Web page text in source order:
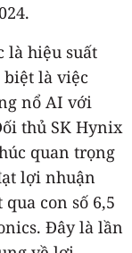
là hiệu suất
là việc
nổ AI với
thủ SK Hynix
quan trọng
lợi nhuận
con số 6,5
Đây là lần